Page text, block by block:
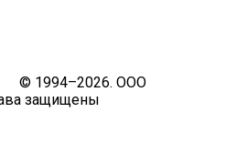
1994–2026. ООО
защищены